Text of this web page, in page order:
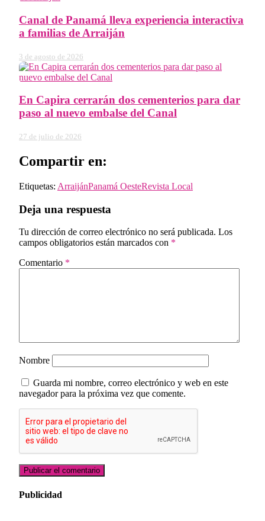
Canal de Panamá lleva experiencia interactiva
a familias de Arraiján
3 de agosto de 2026
En Capira cerrarán dos cementerios para dar
paso al nuevo embalse del Canal
27 de julio de 2026
Compartir en:
Etiquetas: ArraijánPanamá OesteRevista Local
Deja una respuesta
Tu dirección de correo electrónico no será publicada. Los
campos obligatorios están marcados con *
Comentario *
Nombre
Guarda mi nombre, correo electrónico y web en este
navegador para la próxima vez que comente.
Publicidad